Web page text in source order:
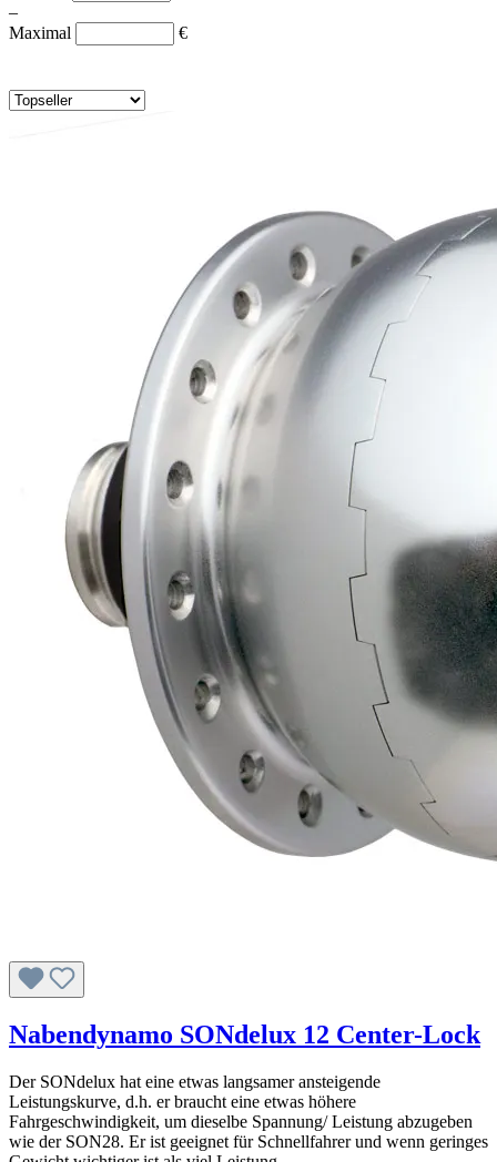
–
Maximal
€
Nabendynamo SONdelux 12 Center-Lock
Der SONdelux hat eine etwas langsamer ansteigende
Leistungskurve, d.h. er braucht eine etwas höhere
Fahrgeschwindigkeit, um dieselbe Spannung/ Leistung abzugeben
wie der SON28. Er ist geeignet für Schnellfahrer und wenn geringes